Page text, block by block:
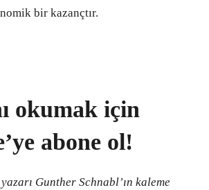
bir kazançtır.
okumak için
abone ol!
Gunther Schnabl’ın kaleme